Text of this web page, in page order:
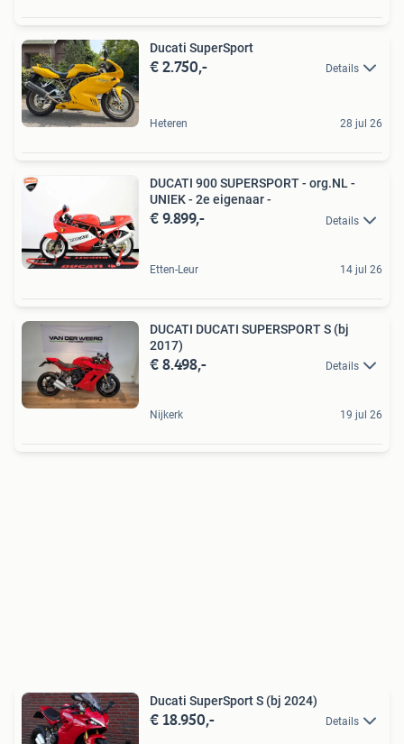
Ducati SuperSport
€ 2.750,- Details
Heteren 28 jul 26
DUCATI 900 SUPERSPORT - org.NL -
UNIEK - 2e eigenaar -
€ 9.899,- Details
Etten-Leur 14 jul 26
DUCATI DUCATI SUPERSPORT S (bj
2017)
€ 8.498,- Details
Nijkerk 19 jul 26
Ducati SuperSport S (bj 2024)
€ 18.950,- Details